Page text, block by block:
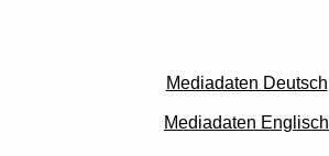
Mediadaten Deutsch
Mediadaten Englisch